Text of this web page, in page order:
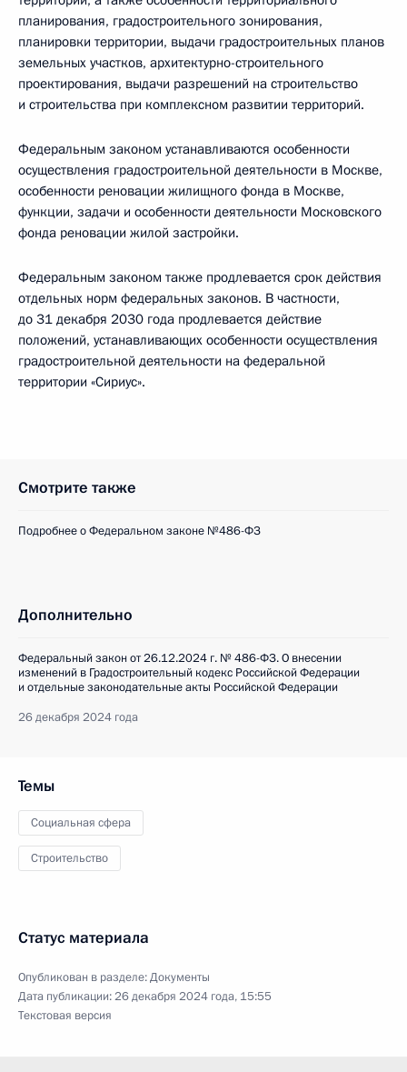
планирования, градостроительного зонирования,
планировки территории, выдачи градостроительных планов
земельных участков, архитектурно-строительного
проектирования, выдачи разрешений на строительство
и строительства при комплексном развитии территорий.
Федеральным законом устанавливаются особенности
осуществления градостроительной деятельности в Москве,
особенности реновации жилищного фонда в Москве,
функции, задачи и особенности деятельности Московского
фонда реновации жилой застройки.
Федеральным законом также продлевается срок действия
отдельных норм федеральных законов. В частности,
до 31 декабря 2030 года продлевается действие
положений, устанавливающих особенности осуществления
градостроительной деятельности на федеральной
территории «Сириус».
Смотрите также
Подробнее о Федеральном законе №486-ФЗ
Дополнительно
Федеральный закон от 26.12.2024 г. № 486-ФЗ. О внесении
изменений в Градостроительный кодекс Российской Федерации
и отдельные законодательные акты Российской Федерации
26 декабря 2024 года
Темы
Социальная сфера
Строительство
Статус материала
Опубликован в разделе:Документы
Дата публикации:26 декабря 2024 года, 15:55
Текстовая версия